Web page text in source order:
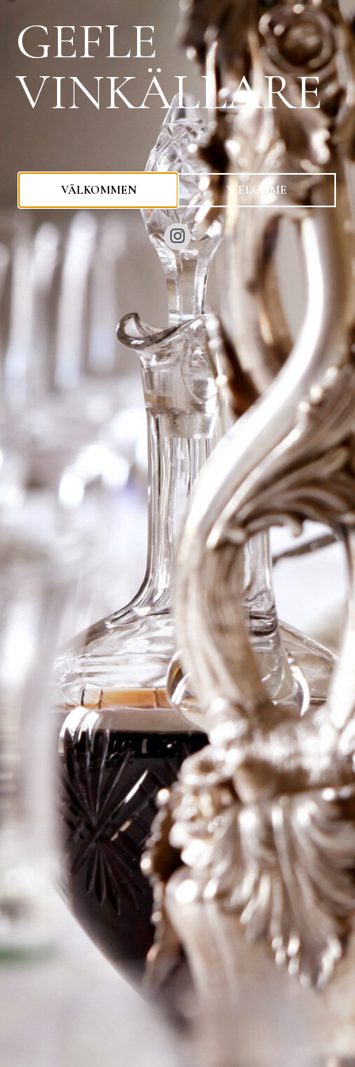
kr
2004 Ch Kirwan
Logga in för att se priset
Art.nr: 21200-01
Information
Producent Ch Kirwan
Årgång 2004
Land Frankrike
Område Margaux
Färg Rött
75cl
GEFLE
VINKÄLLARE
VÄLKOMMEN WELCOME